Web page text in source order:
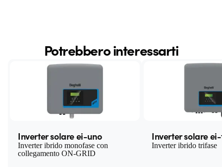
Potrebbero interessarti
Inverter solare ei-uno
Inverter ibrido monofase con
collegamento ON-GRID
Inverter solare
Inverter ibrido trifase